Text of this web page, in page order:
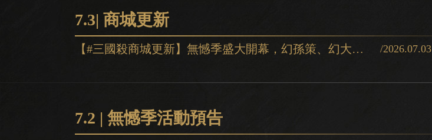
7.3| 商城更新
【#三國殺商城更新】無憾季盛大開幕，幻孫策、幻大喬即刻登場！✨激活碼輸入「sgs幻孫策」即可領取「固 /2026.07.03
7.2 | 無憾季活動預告